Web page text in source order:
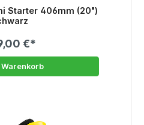
Starter 406mm (20")
€*
Warenkorb